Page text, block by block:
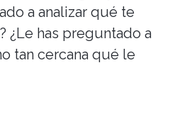
a analizar qué te
¿Le has preguntado a
tan cercana qué le